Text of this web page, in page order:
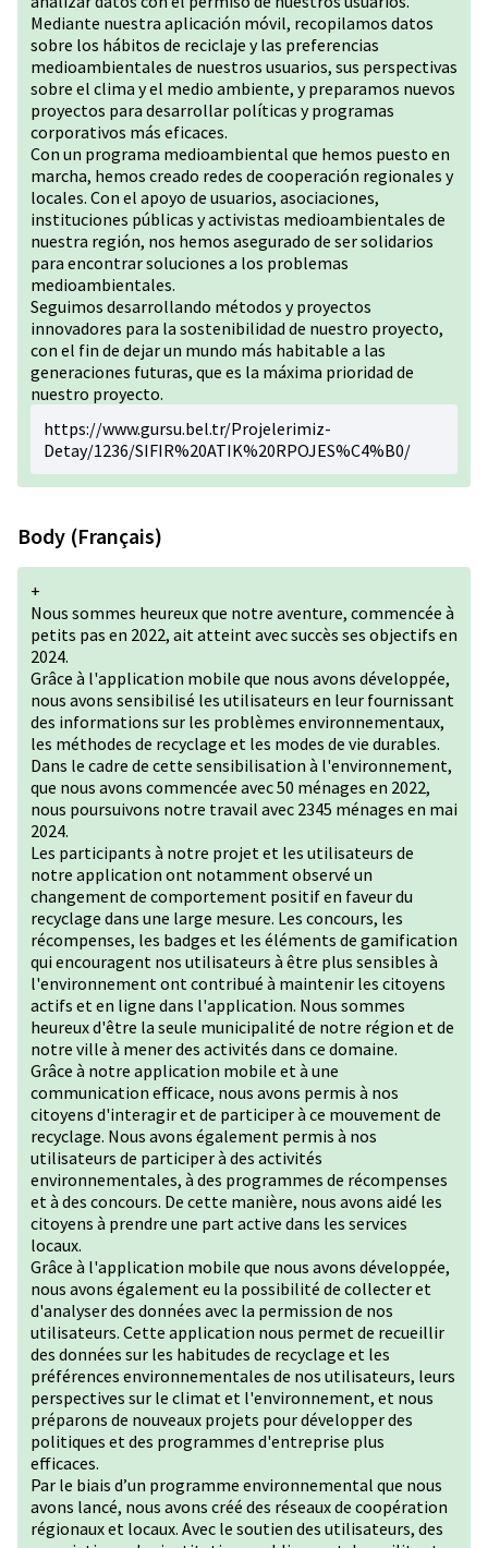
Mediante nuestra aplicación móvil, recopilamos datos
sobre los hábitos de reciclaje y las preferencias
medioambientales de nuestros usuarios, sus perspectivas
sobre el clima y el medio ambiente, y preparamos nuevos
proyectos para desarrollar políticas y programas
corporativos más eficaces.
Con un programa medioambiental que hemos puesto en
marcha, hemos creado redes de cooperación regionales y
locales. Con el apoyo de usuarios, asociaciones,
instituciones públicas y activistas medioambientales de
nuestra región, nos hemos asegurado de ser solidarios
para encontrar soluciones a los problemas
medioambientales.
Seguimos desarrollando métodos y proyectos
innovadores para la sostenibilidad de nuestro proyecto,
con el fin de dejar un mundo más habitable a las
generaciones futuras, que es la máxima prioridad de
nuestro proyecto.
https://www.gursu.bel.tr/Projelerimiz-
Detay/1236/SIFIR%20ATIK%20RPOJES%C4%B0/
Body (Français)
+
Nous sommes heureux que notre aventure, commencée à
petits pas en 2022, ait atteint avec succès ses objectifs en
2024.
Grâce à l'application mobile que nous avons développée,
nous avons sensibilisé les utilisateurs en leur fournissant
des informations sur les problèmes environnementaux,
les méthodes de recyclage et les modes de vie durables.
Dans le cadre de cette sensibilisation à l'environnement,
que nous avons commencée avec 50 ménages en 2022,
nous poursuivons notre travail avec 2345 ménages en mai
2024.
Les participants à notre projet et les utilisateurs de
notre application ont notamment observé un
changement de comportement positif en faveur du
recyclage dans une large mesure. Les concours, les
récompenses, les badges et les éléments de gamification
qui encouragent nos utilisateurs à être plus sensibles à
l'environnement ont contribué à maintenir les citoyens
actifs et en ligne dans l'application. Nous sommes
heureux d'être la seule municipalité de notre région et de
notre ville à mener des activités dans ce domaine.
Grâce à notre application mobile et à une
communication efficace, nous avons permis à nos
citoyens d'interagir et de participer à ce mouvement de
recyclage. Nous avons également permis à nos
utilisateurs de participer à des activités
environnementales, à des programmes de récompenses
et à des concours. De cette manière, nous avons aidé les
citoyens à prendre une part active dans les services
locaux.
Grâce à l'application mobile que nous avons développée,
nous avons également eu la possibilité de collecter et
d'analyser des données avec la permission de nos
utilisateurs. Cette application nous permet de recueillir
des données sur les habitudes de recyclage et les
préférences environnementales de nos utilisateurs, leurs
perspectives sur le climat et l'environnement, et nous
préparons de nouveaux projets pour développer des
politiques et des programmes d'entreprise plus
efficaces.
Par le biais d’un programme environnemental que nous
avons lancé, nous avons créé des réseaux de coopération
régionaux et locaux. Avec le soutien des utilisateurs, des